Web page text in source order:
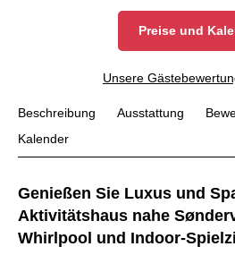
Preise und
Unsere
Beschreibung Ausstattung
Kalender
Genießen Sie Luxus und
Aktivitätshaus nahe
Whirlpool und Indoor-